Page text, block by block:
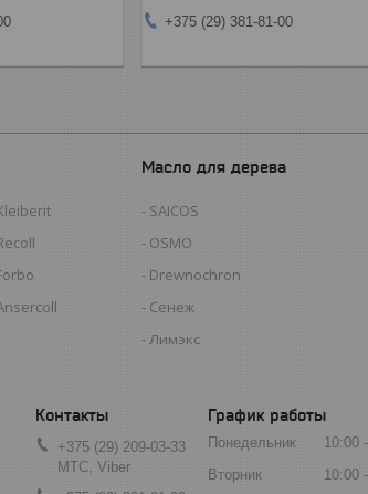
+375 (29) 381-81-00
Масло для дерева
SAICOS
OSMO
Drewnochron
Сенеж
Лимэкс
+375 (29) 209-03-33
МТС, Viber
График работы
Понедельник 10:00
Вторник
10:00